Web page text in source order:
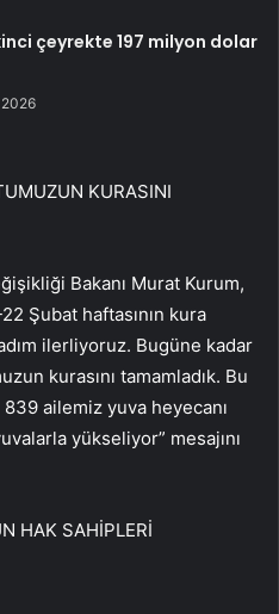
çeyrekte 197 milyon dolar
KURASINI
Bakanı Murat Kurum,
Şubat haftasının kura
ilerliyoruz. Bugüne kadar
kurasını tamamladık. Bu
ailemiz yuva heyecanı
yükseliyor” mesajını
HAK SAHİPLERİ